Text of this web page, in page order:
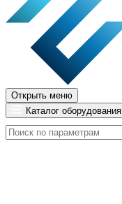
Открыть меню
Каталог оборудования